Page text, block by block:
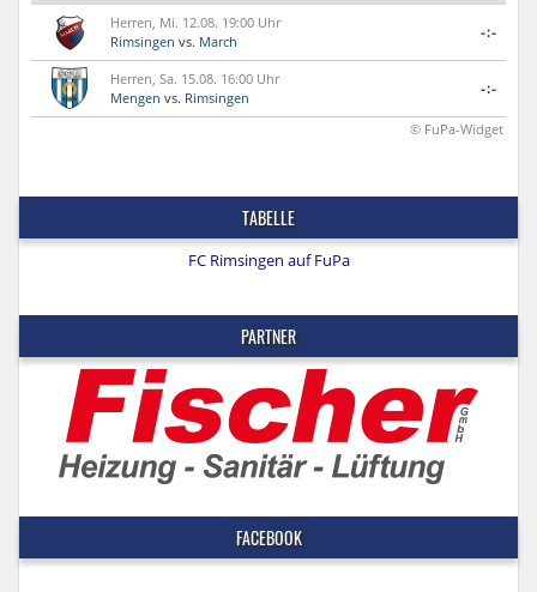
Herren, Mi. 12.08. 19:00 Uhr
Rimsingen vs. March
-:-
Herren, Sa. 15.08. 16:00 Uhr
Mengen vs. Rimsingen
-:-
© FuPa-Widget
TABELLE
FC Rimsingen auf FuPa
PARTNER
FACEBOOK